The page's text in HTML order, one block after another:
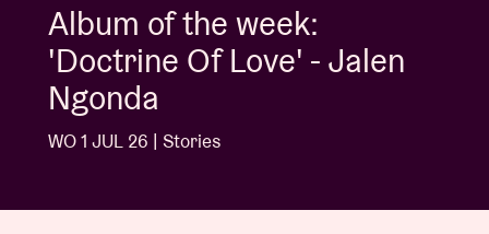
Album of the week:
'Doctrine Of Love' - Jalen
Ngonda
WO 1 JUL 26 | Stories